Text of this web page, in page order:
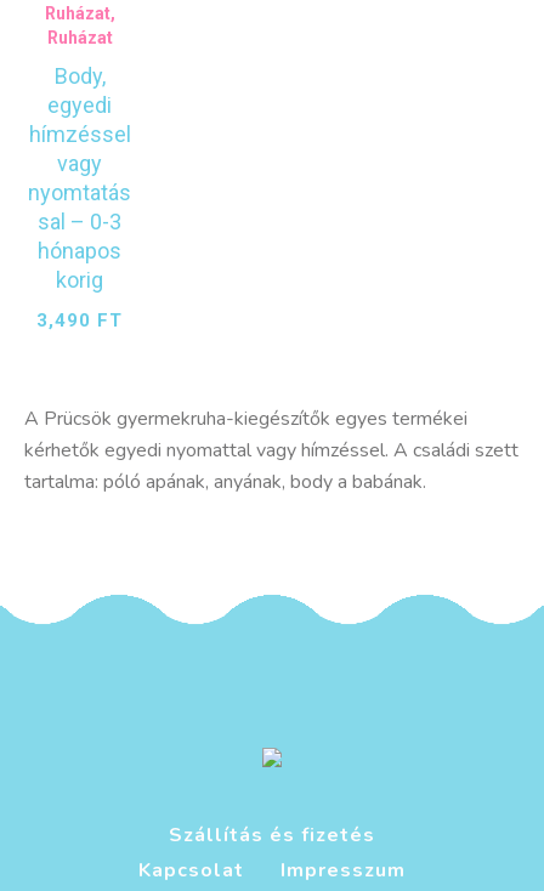
Ruházat,
Ruházat
Body,
egyedi
hímzéssel
vagy
nyomtatás
sal – 0-3
hónapos
korig
3,490 FT
A Prücsök gyermekruha-kiegészítők egyes termékei
kérhetők egyedi nyomattal vagy hímzéssel. A családi szett
tartalma: póló apának, anyának, body a babának.
Szállítás és fizetés
Kapcsolat
Impresszum